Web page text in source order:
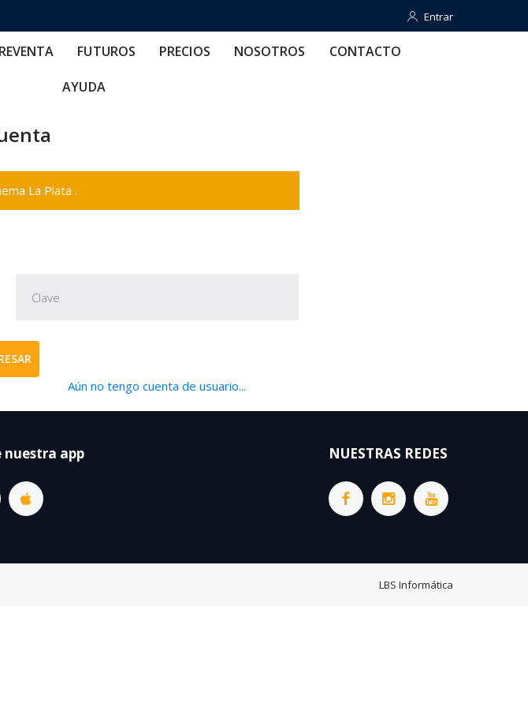
Entrar
Entrar
FUTUROS PRECIOS NOSOTROS CONTACTO
AYUDA
La Plata .
Aún no tengo cuenta de usuario...
nuestra app NUESTRAS REDES
LBS Informática